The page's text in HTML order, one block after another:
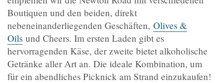
Boutiquen und den beiden, direkt
nebeneinanderliegenden Geschäften, Olives &
Oils und Cheers. Im ersten Laden gibt es
hervorragenden Käse, der zweite bietet alkoholische
Getränke aller Art an. Die ideale Kombination, um
für ein abendliches Picknick am Strand einzukaufen!